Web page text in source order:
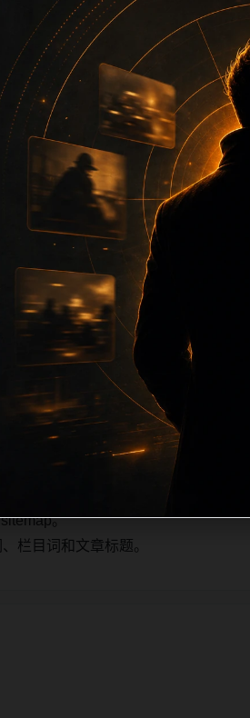
实时热榜展开，适合移动端用户在
，减少无关词堆砌，避免同一批页
续浏览同类内容。因此本页保留面
绕实时热榜持续补充新内容，每次
采集内容缺少图片，将使用同主题
问题和站内推荐，帮助用户从一个
担栏目深度补齐、内链结构完善和
。
栏目词和文章标题。